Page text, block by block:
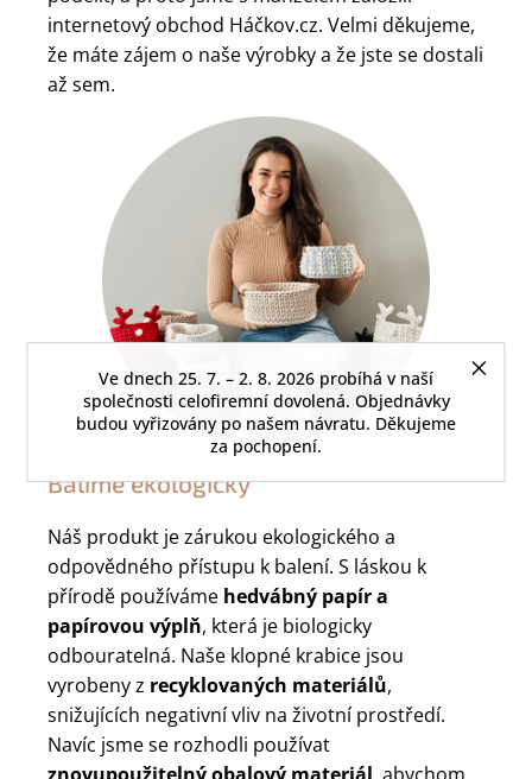
Ve dnech 25. 7. – 2. 8. 2026 probíhá v naší
společnosti celofiremní dovolená. Objednávky
budou vyřizovány po našem návratu. Děkujeme
za pochopení.
internetový obchod Háčkov.cz. Velmi děkujeme,
že máte zájem o naše výrobky a že jste se dostali
až sem.
Balíme ekologicky
Náš produkt je zárukou ekologického a
odpovědného přístupu k balení. S láskou k
přírodě používáme hedvábný papír a
papírovou výplň, která je biologicky
odbouratelná. Naše klopné krabice jsou
vyrobeny z recyklovaných materiálů,
snižujících negativní vliv na životní prostředí.
Navíc jsme se rozhodli používat